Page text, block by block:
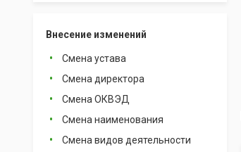
Внесение изменений
Смена устава
Смена директора
Смена ОКВЭД
Смена наименования
Смена видов деятельности